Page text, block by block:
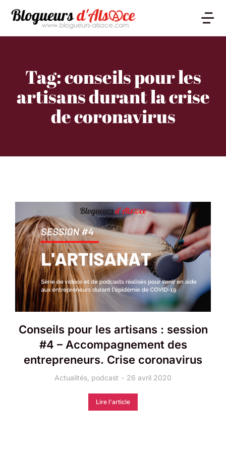
Tag: conseils pour les
artisans durant la crise
de coronavirus
Conseils pour les artisans : session
#4 – Accompagnement des
entrepreneurs. Crise coronavirus
Actualités podcast 26 avril 2020
Lire l'article